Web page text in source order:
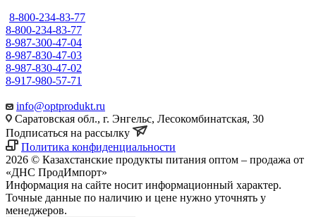
8-800-234-83-77
8-800-234-83-77
8-987-300-47-04
8-987-830-47-03
8-987-830-47-02
8-917-980-57-71
info@optprodukt.ru
Саратовская обл., г. Энгельс, Лесокомбинатская, 30
Подписаться на рассылку
Политика конфиденциальности
2026 © Казахстанские продукты питания оптом – продажа от
«ДНС ПродИмпорт»
Информация на сайте носит информационный характер.
Точные данные по наличию и цене нужно уточнять у
менеджеров.